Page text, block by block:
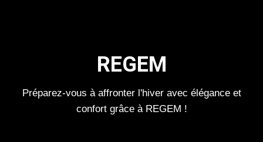
REGEM
Préparez-vous à affronter l'hiver avec élégance et
confort grâce à REGEM !